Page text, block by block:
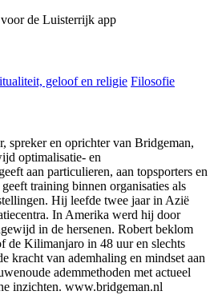
de Luisterrijk app
geloof en religie Filosofie
spreker en oprichter van Bridgeman,
optimalisatie- en
aan particulieren, aan topsporters en
training binnen organisaties als
Hij leefde twee jaar in Azië
In Amerika werd hij door
in de hersenen. Robert beklom
de Kilimanjaro in 48 uur en slechts
kracht van ademhaling en mindset aan
ademmethoden met actueel
inzichten. www.bridgeman.nl